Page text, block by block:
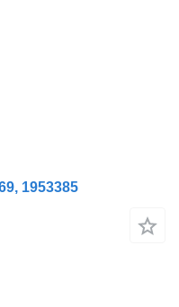
1953385